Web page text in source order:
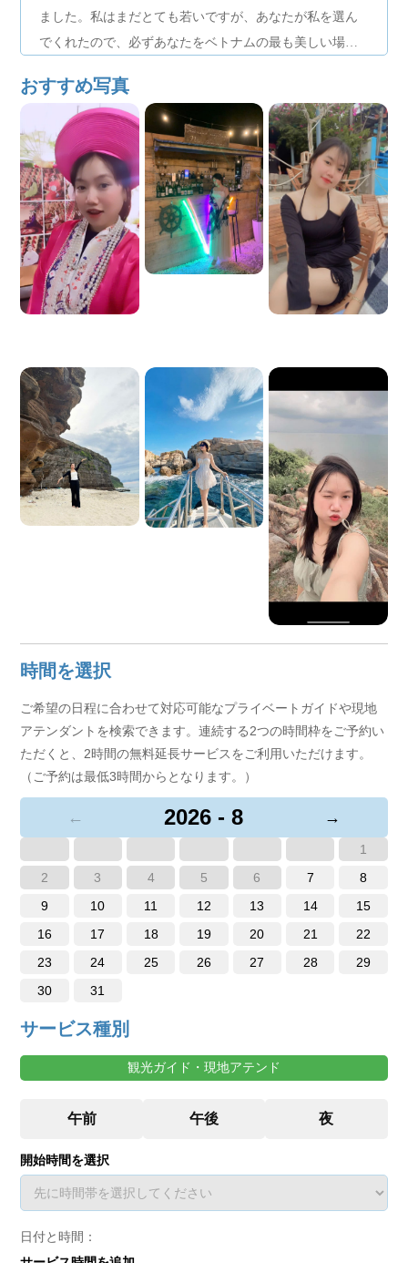
ました。私はまだとても若いですが、あなたが私を選ん
でくれたので、必ずあなたをベトナムの最も美しい場所
います。
おすすめ写真
時間を選択
ご希望の日程に合わせて対応可能なプライベートガイドや現地
アテンダントを検索できます。連続する2つの時間枠をご予約い
ただくと、2時間の無料延長サービスをご利用いただけます。
（ご予約は最低3時間からとなります。）
← 2026 - 8 →
1
2
3 4 5 6 7
8
9
10 11 12 13 14
15
16
17 18 19 20 21
22
23
24 25 26 27 28
29
30
31
サービス種別
観光ガイド・現地アテンド
開始時間を選択
日付と時間：